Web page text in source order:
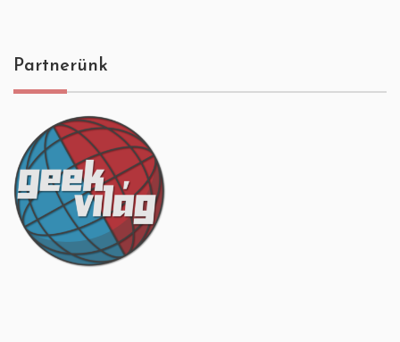
Partnerünk